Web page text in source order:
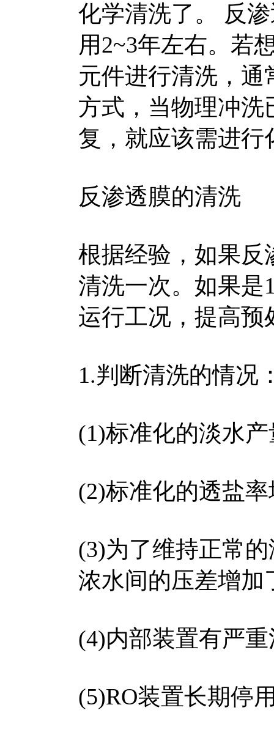
化学清洗了。 反
用2~3年左右。若
元件进行清洗，
方式，当物理冲洗
复，就应该需进行
反渗透膜的清洗
根据经验，如果反
清洗一次。如果是
运行工况，提高预
1.判断清洗的情况
(1)标准化的淡水
(2)标准化的透盐
(3)为了维持正常
浓水间的压差增加
(4)内部装置有严
(5)RO装置长期停